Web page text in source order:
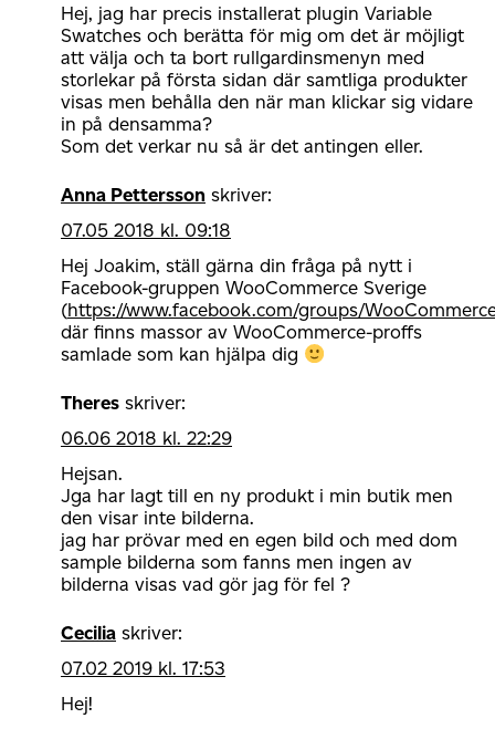
Hej, jag har precis installerat plugin Variable
Swatches och berätta för mig om det är möjligt
att välja och ta bort rullgardinsmenyn med
storlekar på första sidan där samtliga produkter
visas men behålla den när man klickar sig vidare
in på densamma?
Som det verkar nu så är det antingen eller.
Anna Pettersson skriver:
07.05 2018 kl. 09:18
Hej Joakim, ställ gärna din fråga på nytt i
Facebook-gruppen WooCommerce Sverige
(https://www.facebook.com/groups/
där finns massor av WooCommerce-proffs
samlade som kan hjälpa dig
Theres skriver:
06.06 2018 kl. 22:29
Hejsan.
Jga har lagt till en ny produkt i min butik men
den visar inte bilderna.
jag har prövar med en egen bild och med dom
sample bilderna som fanns men ingen av
bilderna visas vad gör jag för fel ?
Cecilia skriver:
07.02 2019 kl. 17:53
Hej!